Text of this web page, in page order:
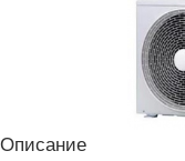
Описание